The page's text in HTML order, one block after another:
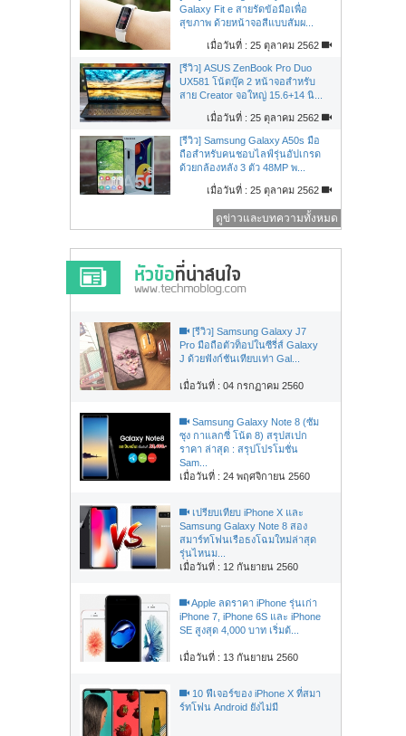
Galaxy Fit e สายรัดข้อมือเพื่อ
สุขภาพ ด้วยหน้าจอสีแบบสัมผ...
เมื่อวันที่ : 25 ตุลาคม 2562
[รีวิว] ASUS ZenBook Pro Duo
UX581 โน้ตบุ๊ค 2 หน้าจอสำหรับ
สาย Creator จอใหญ่ 15.6+14 นิ...
เมื่อวันที่ : 25 ตุลาคม 2562
[รีวิว] Samsung Galaxy A50s มือ
ถือสำหรับคนชอบไลฟ์รุ่นอัปเกรด
ด้วยกล้องหลัง 3 ตัว 48MP พ...
เมื่อวันที่ : 25 ตุลาคม 2562
ดูข่าวและบทความทั้งหมด
[รีวิว] Samsung Galaxy J7
Pro มือถือตัวท็อปในซีรี่ส์ Galaxy
J ด้วยฟังก์ชันเทียบเท่า Gal...
เมื่อวันที่ : 04 กรกฏาคม 2560
Samsung Galaxy Note 8 (ซัม
ซุง กาแลกซี่ โน้ต 8) สรุปสเปก
ราคา ล่าสุด : สรุปโปรโมชั่น
Sam...
เมื่อวันที่ : 24 พฤศจิกายน 2560
เปรียบเทียบ iPhone X และ
Samsung Galaxy Note 8 สอง
สมาร์ทโฟนเรือธงโฉมใหม่ล่าสุด
รุ่นไหนม...
เมื่อวันที่ : 12 กันยายน 2560
Apple ลดราคา iPhone รุ่นเก่า
iPhone 7, iPhone 6S และ iPhone
SE สูงสุด 4,000 บาท เริ่มต้...
เมื่อวันที่ : 13 กันยายน 2560
10 ฟีเจอร์ของ iPhone X ที่สมา
ร์ทโฟน Android ยังไม่มี